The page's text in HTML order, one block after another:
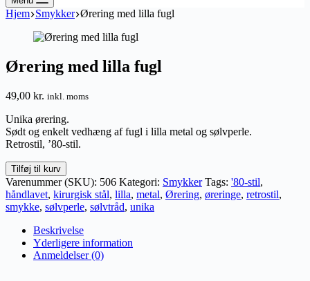
Hjem Smykker Ørering med lilla fugl
Ørering med lilla fugl
49,00 kr. inkl. moms
Unika ørering.
Sødt og enkelt vedhæng af fugl i lilla metal og sølvperle.
Retrostil, ’80-stil.
Ørering
med
lilla
fugl
antal
Tilføj til kurv
Varenummer (SKU): 506 Kategori: Smykker Tags: '80-stil,
håndlavet, kirurgisk stål, lilla, metal, Ørering, øreringe, retrostil,
smykke, sølvperle, sølvtråd, unika
Beskrivelse
Yderligere information
Anmeldelser (0)